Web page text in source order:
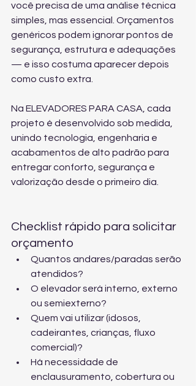
você precisa de uma análise técnica
simples, mas essencial. Orçamentos
genéricos podem ignorar pontos de
segurança, estrutura e adequações
— e isso costuma aparecer depois
como custo extra.
Na ELEVADORES PARA CASA, cada
projeto é desenvolvido sob medida,
unindo tecnologia, engenharia e
acabamentos de alto padrão para
entregar conforto, segurança e
valorização desde o primeiro dia.
Checklist rápido para solicitar
orçamento
Quantos andares/paradas serão
atendidos?
O elevador será interno, externo
ou semiexterno?
Quem vai utilizar (idosos,
cadeirantes, crianças, fluxo
comercial)?
Há necessidade de
enclausuramento, cobertura ou